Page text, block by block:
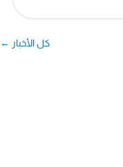
كل الأخبار ←